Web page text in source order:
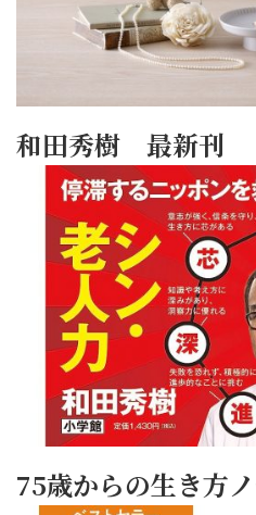
和田秀樹 最新刊
75歳からの生き方